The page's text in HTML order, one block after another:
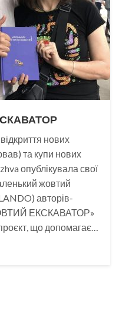
нових
та купи нових
опублікувала свої
жовтий
авторів-
ЕКСКАВАТОР»
що допомагає…